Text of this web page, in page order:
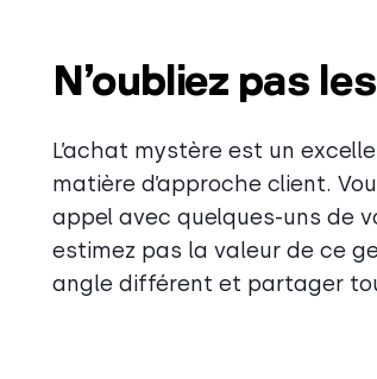
N’oubliez pas
L’achat mystère est un
matière d’approche client.
appel avec quelques-uns de
estimez pas la valeur de ce
angle différent et partager